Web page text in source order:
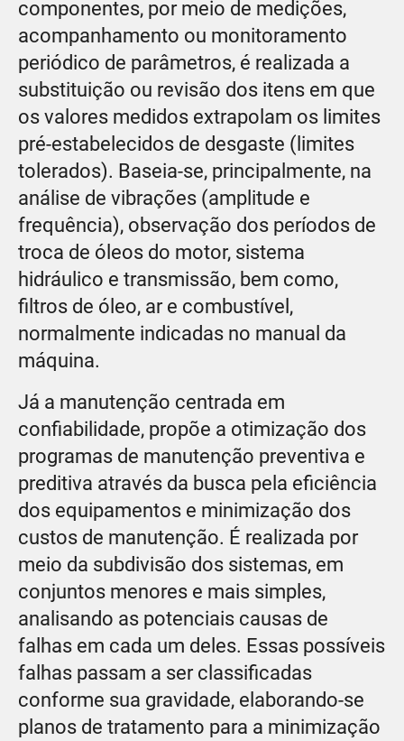
componentes, por meio de medições,
acompanhamento ou monitoramento
periódico de parâmetros, é realizada a
substituição ou revisão dos itens em que
os valores medidos extrapolam os limites
pré-estabelecidos de desgaste (limites
tolerados). Baseia-se, principalmente, na
análise de vibrações (amplitude e
frequência), observação dos períodos de
troca de óleos do motor, sistema
hidráulico e transmissão, bem como,
filtros de óleo, ar e combustível,
normalmente indicadas no manual da
máquina.
Já a manutenção centrada em
confiabilidade, propõe a otimização dos
programas de manutenção preventiva e
preditiva através da busca pela eficiência
dos equipamentos e minimização dos
custos de manutenção. É realizada por
meio da subdivisão dos sistemas, em
conjuntos menores e mais simples,
analisando as potenciais causas de
falhas em cada um deles. Essas possíveis
falhas passam a ser classificadas
conforme sua gravidade, elaborando-se
planos de tratamento para a minimização